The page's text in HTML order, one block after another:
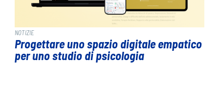
NOTIZIE
Progettare uno spazio digitale empatico
per uno studio di psicologia